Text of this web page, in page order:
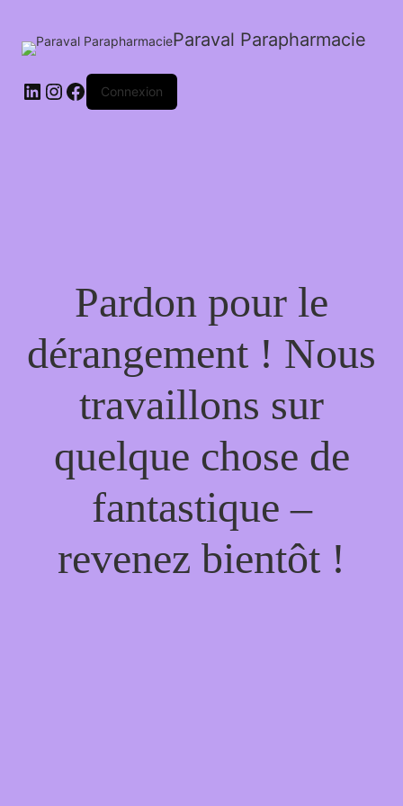
Paraval Parapharmacie
LinkedIn
Instagram
FacebookConnexion
Pardon pour le
dérangement ! Nous
travaillons sur
quelque chose de
fantastique –
revenez bientôt !